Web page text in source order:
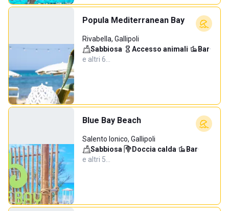
Popula Mediterranean Bay
Rivabella, Gallipoli
Sabbiosa· Accesso animali· Bar·
e altri 6…
Blue Bay Beach
Salento Ionico, Gallipoli
Sabbiosa· Doccia calda· Bar·
e altri 5…